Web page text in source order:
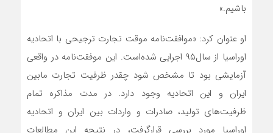
باشیم.»
او عنوان کرد: «موافقت‌نامه موقت تجارت ترجیحی با اتحادیه
اوراسیا از سال‌۹۵ اجرایی شده‌است. این موفقت‌‌‌‌‌نامه در واقعی
آزمایشی بود تا مشخص شود چقدر ظرفیت تجارت مابین
ایران و این اتحادیه وجود دارد. در مدت مذاکره تمام
ظرفیت‌های تولید، صادرات و واردات بین ایران و اتحادیه
اوراسیا مورد بررسی قرارگرفت، در نتیجه این مطالعات